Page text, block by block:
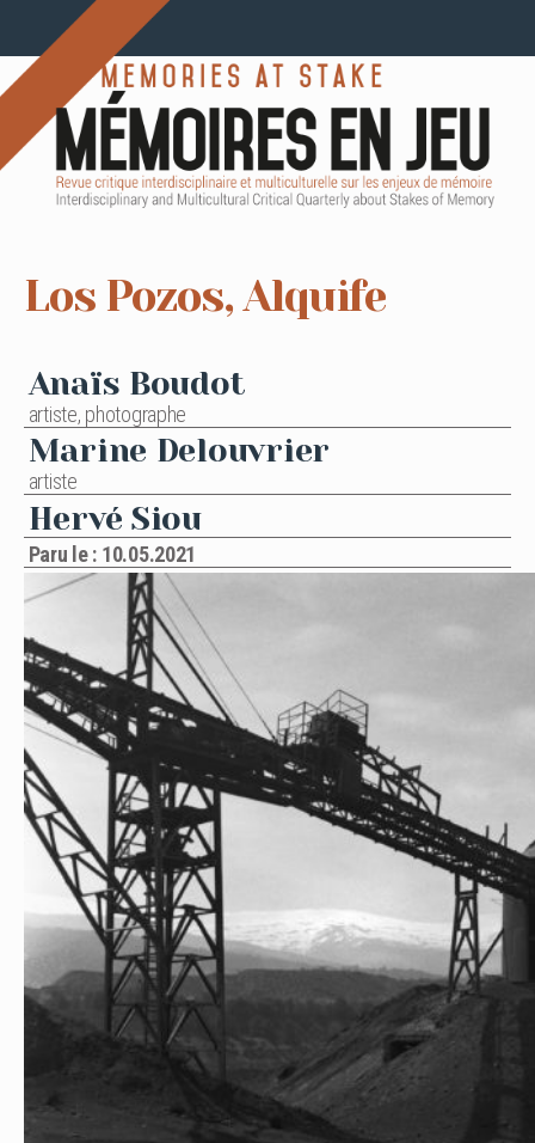
Los Pozos, Alquife
Anaïs Boudot
artiste, photographe
Marine Delouvrier
artiste
Hervé Siou
Paru le : 10.05.2021